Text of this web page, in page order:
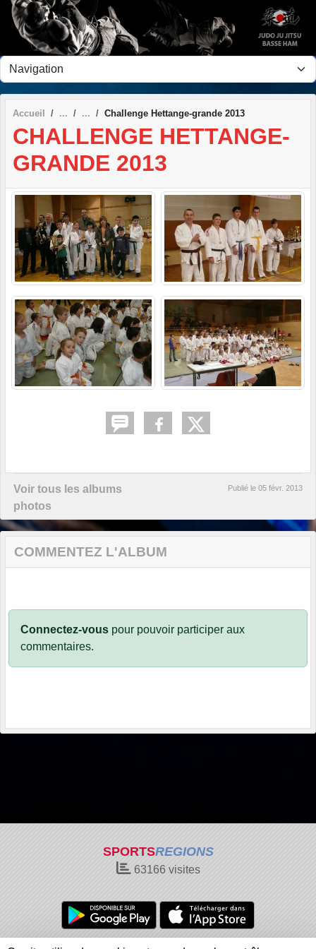
Accueil Challenge Hettange-grande 2013
CHALLENGE HETTANGE-
GRANDE 2013
Voir tous les albums
photos
Publié le 05 févr. 2013
COMMENTEZ L'ALBUM
Connectez-vous pour pouvoir participer aux
commentaires.
SPORTSREGIONS
63166visites
Panneau de gestion des cookies